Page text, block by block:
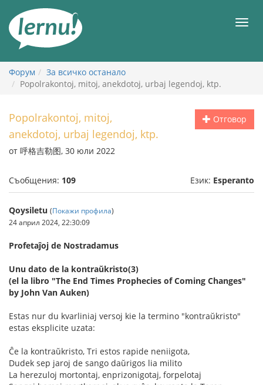
съдържанието
Форум
За всичко останало
Popolrakontoj, mitoj, anekdotoj, urbaj legendoj, ktp.
Отговор
Popolrakontoj, mitoj,
anekdotoj, urbaj legendoj, ktp.
от 呼格吉勒图, 30 юли 2022
Съобщения: 109 Език: Esperanto
Qoysiletu (Покажи профила)
24 април 2024, 22:30:09
Profetaĵoj de Nostradamus
Unu dato de la kontraŭkristo(3)
(el la libro "The End Times Prophecies of Coming Changes"
by John Van Auken)
Estas nur du kvarliniaj versoj kie la termino "kontraŭkristo"
estas eksplicite uzata:
Ĉe la kontraŭkristo, Tri estos rapide neniigota,
Dudek sep jaroj de sango daŭrigos lia milito
La herezuloj mortontaj, enprizonigotaj, forpelotaj